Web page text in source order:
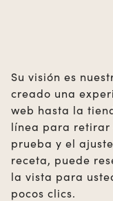
Su visión es
creado una
web hasta la
línea para
prueba y el
receta, puede
la vista para
pocos clics.